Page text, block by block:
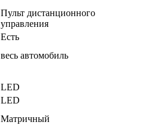
Пульт дистанционного
управления
Есть
весь автомобиль
LED
LED
Матричный